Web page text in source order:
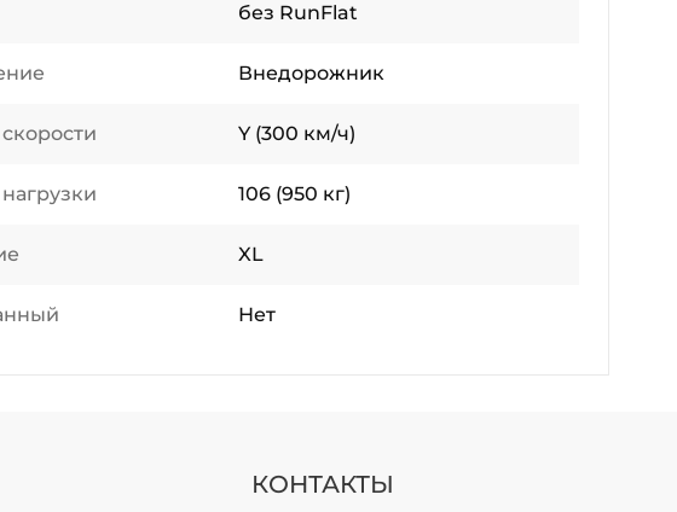
без RunFlat
Внедорожник
Y (300 км/ч)
106 (950 кг)
XL
Нет
КОНТАКТЫ